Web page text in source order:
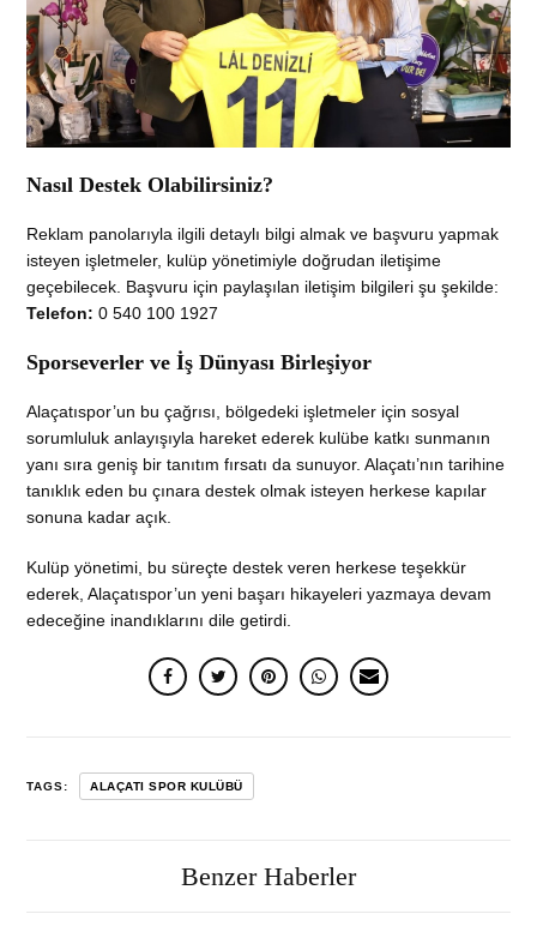
Nasıl Destek Olabilirsiniz?
Reklam panolarıyla ilgili detaylı bilgi almak ve başvuru yapmak
isteyen işletmeler, kulüp yönetimiyle doğrudan iletişime
geçebilecek. Başvuru için paylaşılan iletişim bilgileri şu şekilde:
Telefon: 0 540 100 1927
Sporseverler ve İş Dünyası Birleşiyor
Alaçatıspor’un bu çağrısı, bölgedeki işletmeler için sosyal
sorumluluk anlayışıyla hareket ederek kulübe katkı sunmanın
yanı sıra geniş bir tanıtım fırsatı da sunuyor. Alaçatı’nın tarihine
tanıklık eden bu çınara destek olmak isteyen herkese kapılar
sonuna kadar açık.
Kulüp yönetimi, bu süreçte destek veren herkese teşekkür
ederek, Alaçatıspor’un yeni başarı hikayeleri yazmaya devam
edeceğine inandıklarını dile getirdi.
TAGS: ALAÇATI SPOR KULÜBÜ
Benzer Haberler